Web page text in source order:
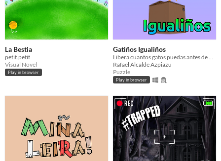
La Bestia
petit.petit
Visual Novel
Play in browser
Gatiños Igualiños
Rafael Alcalde Azpiazu
Puzzle
Play in browser